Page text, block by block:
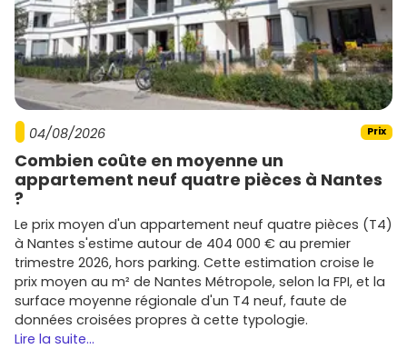
04/08/2026 Prix
Combien coûte en moyenne un
appartement neuf quatre pièces à Nantes
?
Le prix moyen d'un appartement neuf quatre pièces (T4)
à Nantes s'estime autour de 404 000 € au premier
trimestre 2026, hors parking. Cette estimation croise le
prix moyen au m² de Nantes Métropole, selon la FPI, et la
surface moyenne régionale d'un T4 neuf, faute de
données croisées propres à cette typologie.
Lire la suite...